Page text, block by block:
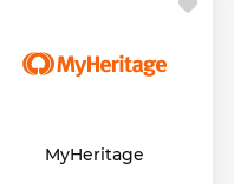
MyHeritage